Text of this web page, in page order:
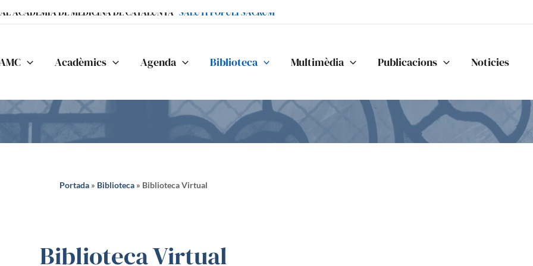
ACADÈMIA DE MEDICINA DE CATALUNYA "SALUTI POPULI SACRUM"
Acadèmics Agenda Biblioteca Multimèdia Publicacions Noticies
Portada» Biblioteca» Biblioteca Virtual
Biblioteca Virtual